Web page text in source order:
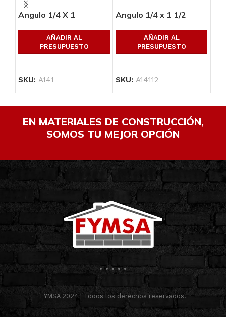
Angulo 1/4 X 1
AÑADIR AL
PRESUPUESTO
SKU: A141
Angulo 1/4 x 1 1/2
AÑADIR AL
PRESUPUESTO
SKU: A14112
EN MATERIALES DE CONSTRUCCIÓN,
SOMOS TU MEJOR OPCIÓN
FYMSA 2024 | Todos los derechos reservados.